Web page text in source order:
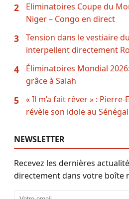
2
Eliminatoires Coupe du
Niger – Congo en direct
3
Tension dans le vestiaire
interpellent directement
4
Éliminatoires Mondial
grâce à Salah
5
« Il m’a fait rêver » :
révèle son idole au Sénégal
NEWSLETTER
Recevez les dernières
directement dans votre boîte
Adresse email